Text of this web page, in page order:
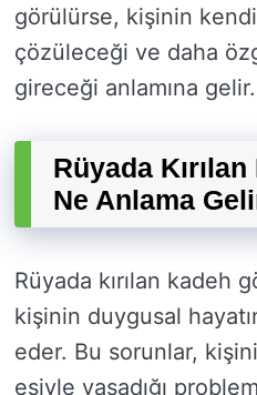
görülürse, kişinin
çözüleceği ve daha
gireceği anlamına gelir.
Rüyada
Ne Anlama
Rüyada kırılan kadeh
kişinin duygusal
eder. Bu sorunlar,
eşiyle yaşadığı